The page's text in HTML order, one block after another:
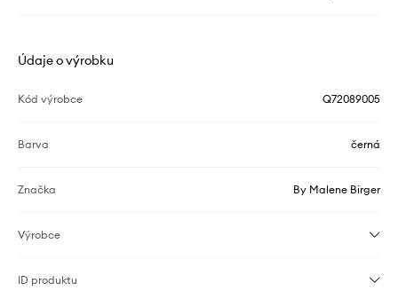
Údaje o výrobku
Kód výrobce Q72089005
Barva černá
Značka By Malene Birger
Výrobce
ID produktu